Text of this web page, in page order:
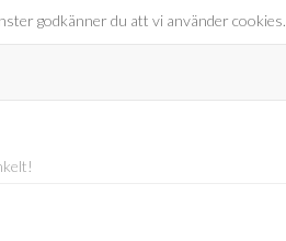
godkänner du att vi använder cookies.